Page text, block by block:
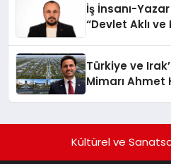
İş İnsanı-
“Devlet Aklı ve
Türkiye ve
Mimarı Ahmet
Hayata
Kültürel ve